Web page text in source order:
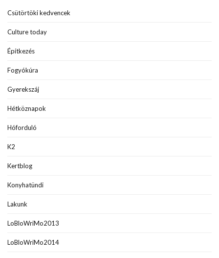
Csütörtöki kedvencek
Culture today
Építkezés
Fogyókúra
Gyerekszáj
Hétköznapok
Hóforduló
K2
Kertblog
Konyhatündi
Lakunk
LoBloWriMo2013
LoBloWriMo2014